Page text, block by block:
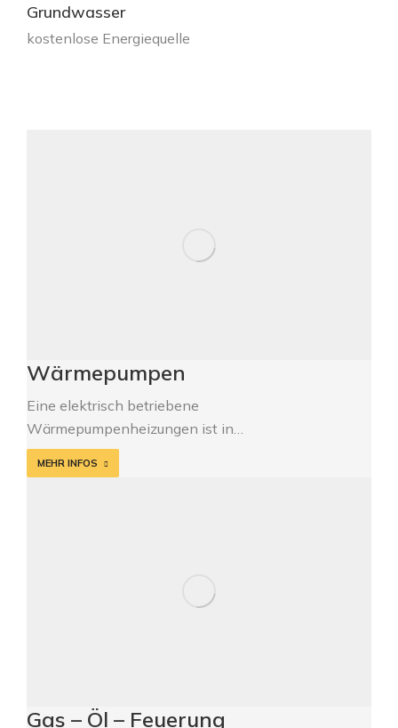
Grundwasser
kostenlose Energiequelle
Wärmepumpen
Eine elektrisch betriebene
Wärmepumpenheizungen ist in…
MEHR INFOS
Gas – Öl – Feuerung